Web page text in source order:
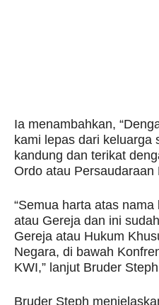
Ia menambahkan,
kami lepas dari keluarga
kandung dan terikat
Ordo atau Persaudaraan
“Semua harta atas
atau Gereja dan ini
Gereja atau Hukum
Negara, di bawah
KWI,” lanjut Bruder
Bruder Steph